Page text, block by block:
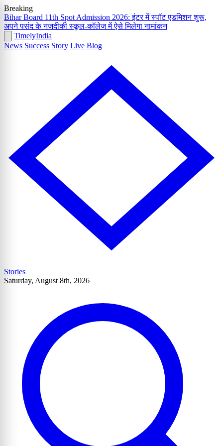
Breaking
Bihar Board 11th Spot Admission 2026: इंटर में स्पॉट एडमिशन शुरू,
अपने पसंद के नजदीकी स्कूल-कॉलेज में ऐसे मिलेगा नामांकन
TimelyIndia
News Success Story Live Blog
Stories
Saturday, August 8th, 2026